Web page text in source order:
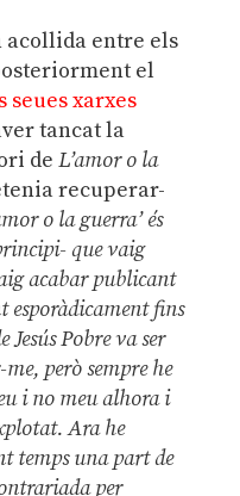
acollida entre els
el
seues xarxes
tancat la
de L’amor o la
recuperar-
o la guerra’ és
que vaig
acabar publicant
esporàdicament fins
Pobre va ser
però sempre he
i no meu alhora i
Ara he
temps una part de
per